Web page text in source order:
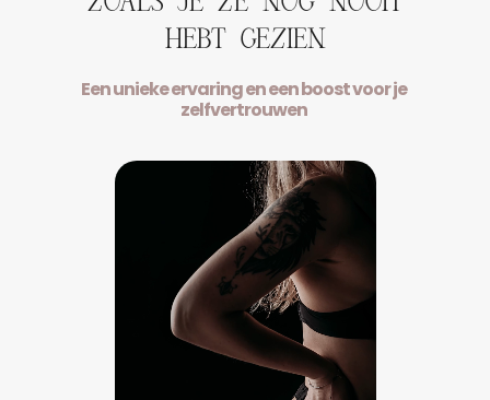
Een unieke ervaring en een boost voor je
zelfvertrouwen
HEBT GEZIEN